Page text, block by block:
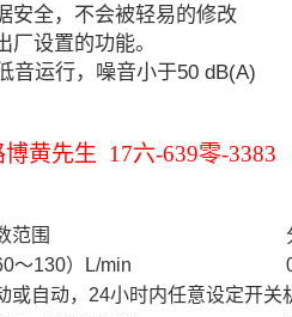
安全，不会被轻易的修改
设置的功能。
音运行，噪音小于50 dB(A)
黄先生 17六-639零-3383
范围
～130）L/min
或自动，24小时内任意设定开关